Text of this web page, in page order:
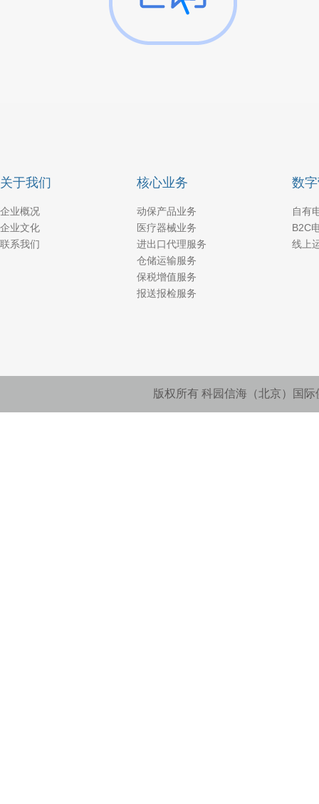
关于我们
企业概况
企业文化
联系我们
核心业务
动保产品业务
医疗器械业务
进出口代理服务
仓储运输服务
保税增值服务
报送报检服务
数
自有
B2C
线上
版权所有 科园信海（北京）国